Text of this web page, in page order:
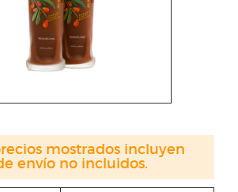
mostrados incluyen
envío no incluidos.